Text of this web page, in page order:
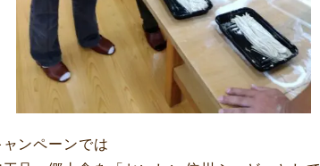
ンペーンでは